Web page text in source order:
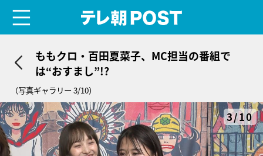
ももクロ・百田夏菜子、MC担当の番組で
は“おすまし”!?
（写真ギャラリー 3/10）
3/10